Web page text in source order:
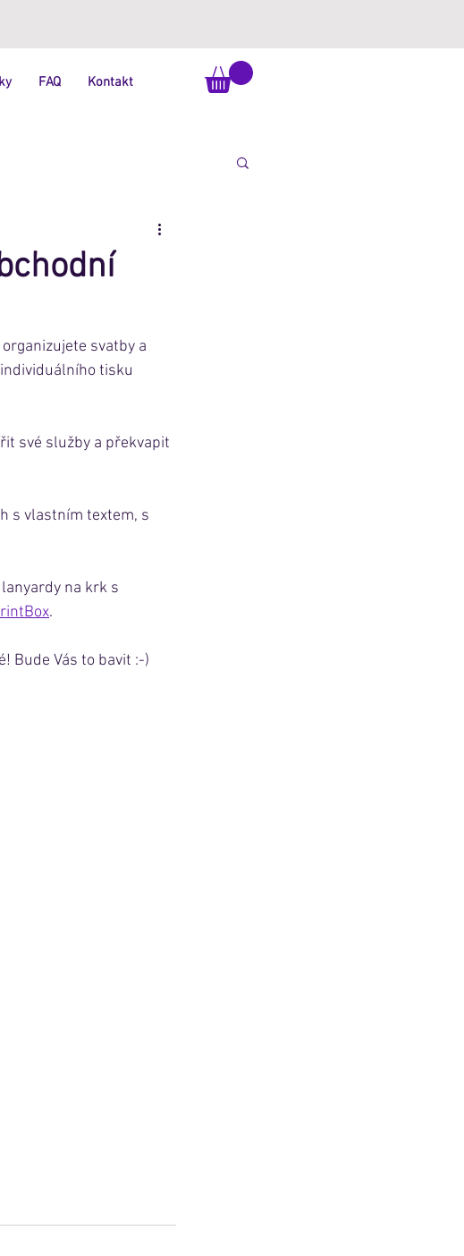
FAQ Kontakt
svatby a
tisku
své služby a překvapit
s vlastním textem, s
na krk s
.
Bude Vás to bavit :-)